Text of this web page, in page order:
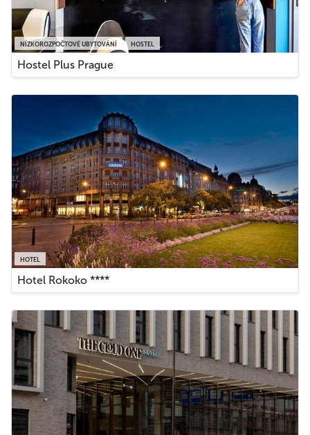
NÍZKOROZPOČTOVÉ UBYTOVÁNÍ HOSTEL
Hostel Plus Prague
HOTEL
Hotel Rokoko ****